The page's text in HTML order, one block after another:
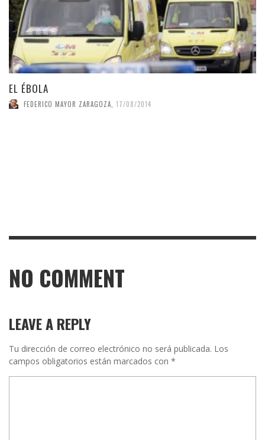
EL ÉBOLA
FEDERICO MAYOR ZARAGOZA 17/08/2014
NO COMMENT
LEAVE A REPLY
Tu dirección de correo electrónico no será publicada. Los
campos obligatorios están marcados con *